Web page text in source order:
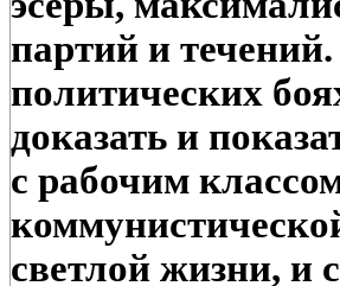
партий и
политических
доказать и
с рабочим
светлой жизни, и